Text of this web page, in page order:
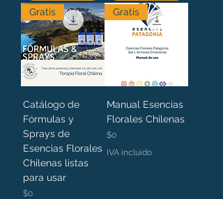
Gratis
Catálogo de
Fórmulas y
Sprays de
Esencias Florales
Chilenas listas
para usar
Precio
$0
Gratis
Manual Esencias
Florales Chilenas
Precio
$0
IVA incluido